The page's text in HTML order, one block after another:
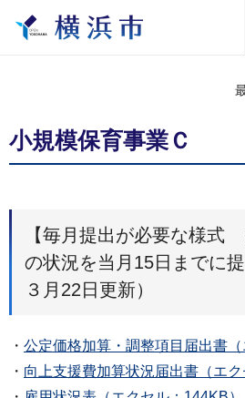
小規模保育事業Ｃ
【毎月提出が必要な様
の状況を当月15日までに
３月22日更新）
・ 公定価格加算・調整項目届出書（
・ 向上支援費加算状況届出書（エク